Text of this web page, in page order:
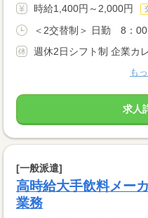
時給1,400円～2,000円
＜2交替制＞ 日勤 8：
週休2日シフト制 企業カ
も
求人
[一般派遣]
高時給大手飲料メー
業務